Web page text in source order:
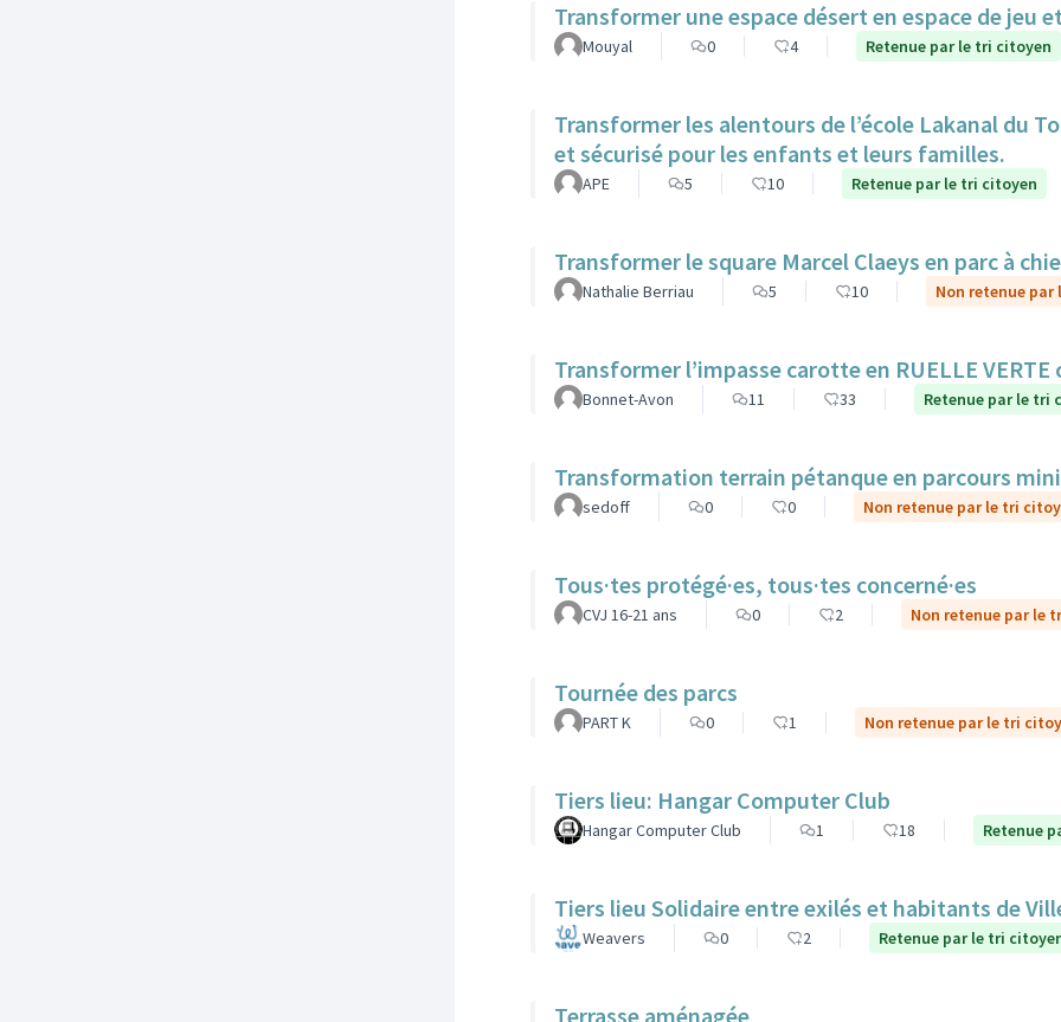
Transformer une espace désert en espace de jeu
Mouyal 0 4 Retenue par le tri citoyen
Transformer les alentours de l’école Lakanal du
et sécurisé pour les enfants et leurs familles.
APE 5 10 Retenue par le tri citoyen
Transformer le square Marcel Claeys en parc à
Nathalie Berriau 5 10 Non retenue
Transformer l’impasse carotte en RUELLE
Bonnet-Avon 11 33 Retenue par le tri
Transformation terrain pétanque en parcours
sedoff 0 0 Non retenue par le tri
Tous·tes protégé·es, tous·tes concerné·es
CVJ 16-21 ans 0 2 Non retenue par le
Tournée des parcs
PART K 0 1 Non retenue par le tri
Tiers lieu: Hangar Computer Club
Hangar Computer Club 1 18 Retenue
Tiers lieu Solidaire entre exilés et habitants de
Weavers 0 2 Retenue par le tri
Terrasse aménagée